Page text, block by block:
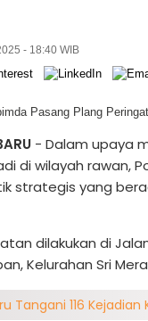
- 18:40 WIB
- Dalam upaya
di wilayah rawan,
strategis yang
dilakukan di
Kelurahan Sri
Tangani 116